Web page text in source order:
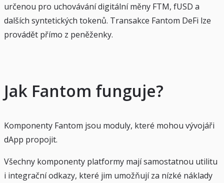
určenou pro uchovávání digitální měny FTM, fUSD a
dalších syntetických tokenů. Transakce Fantom DeFi lze
provádět přímo z peněženky.
Jak Fantom funguje?
Komponenty Fantom jsou moduly, které mohou vývojáři
dApp propojit.
Všechny komponenty platformy mají samostatnou utilitu
i integrační odkazy, které jim umožňují za nízké náklady